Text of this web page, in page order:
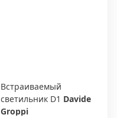
Встраиваемый
светильник D1 Davide
Groppi